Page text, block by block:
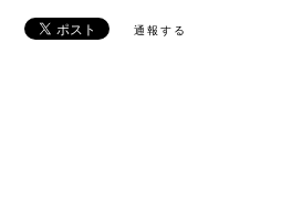
通報する